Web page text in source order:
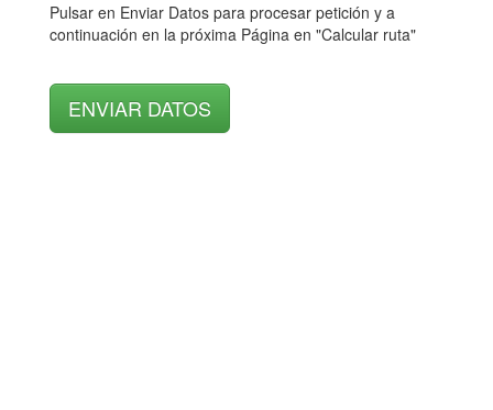
Pulsar en Enviar Datos para procesar petición y a
continuación en la próxima Página en "Calcular ruta"